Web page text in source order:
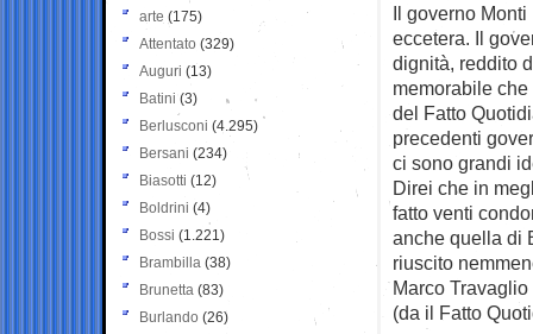
Il governo
eccetera. Il
dignità, reddito
memorabile
del Fatto
precedenti
ci sono grandi
Direi che in
fatto venti
anche quella di
riuscito
Marco Travaglio
(da il Fatto
arte (175)
Attentato (329)
Auguri (13)
Batini (3)
Berlusconi (4.295)
Bersani (234)
Biasotti (12)
Boldrini (4)
Bossi (1.221)
Brambilla (38)
Brunetta (83)
Burlando (26)